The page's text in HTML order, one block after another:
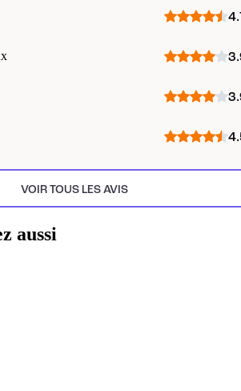
VOIR TOUS LES AVIS
aussi